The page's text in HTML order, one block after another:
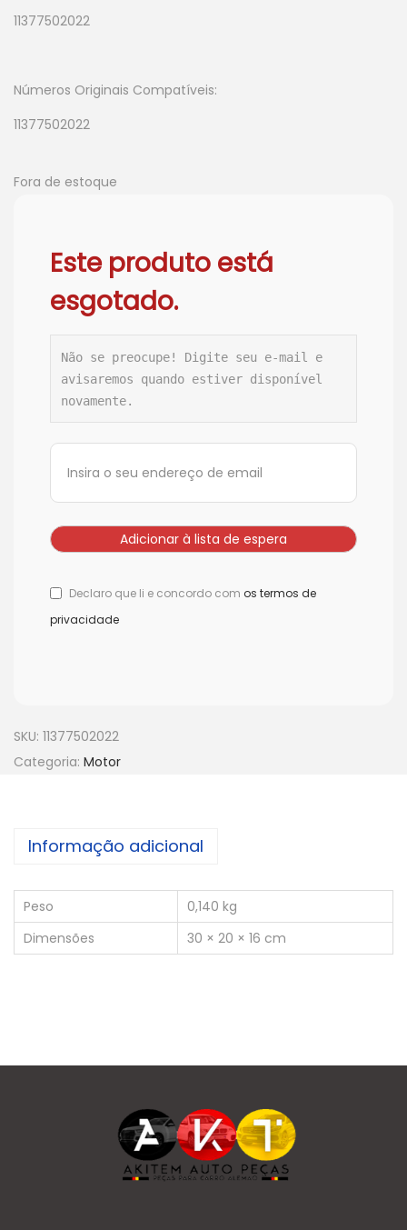
11377502022
Números Originais Compatíveis:
11377502022
Fora de estoque
Este produto está
esgotado.
Não se preocupe! Digite seu e-mail e
avisaremos quando estiver disponível
novamente.
Declaro que li e concordo com os termos de
privacidade
SKU: 11377502022
Categoria: Motor
Informação adicional
Peso
0,140 kg
Dimensões
30 × 20 × 16 cm